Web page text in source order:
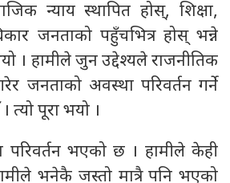
न्याय स्थापित होस्, शिक्षा,
जनताको पहुँचभित्र होस् भन्ने
। हामीले जुन उद्देश्यले राजनीतिक
जनताको अवस्था परिवर्तन गर्ने
त्यो पूरा भयो ।
परिवर्तन भएको छ । हामीले केही
भनेकै जस्तो मात्रै पनि भएको